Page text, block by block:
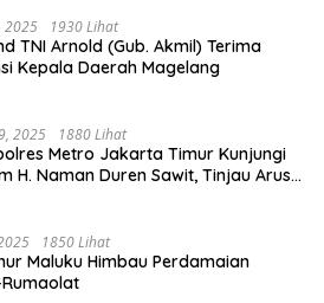
2025 1930 Lihat
TNI Arnold (Gub. Akmil) Terima
Kepala Daerah Magelang
2025 1880 Lihat
Metro Jakarta Timur Kunjungi
H. Naman Duren Sawit, Tinjau Arus
1850 Lihat
Maluku Himbau Perdamaian